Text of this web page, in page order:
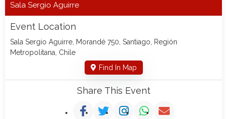
Sala Sergio Aguirre
Event Location
Sala Sergio Aguirre, Morandé 750, Santiago, Región
Metropolitana, Chile
Find In Map
Share This Event